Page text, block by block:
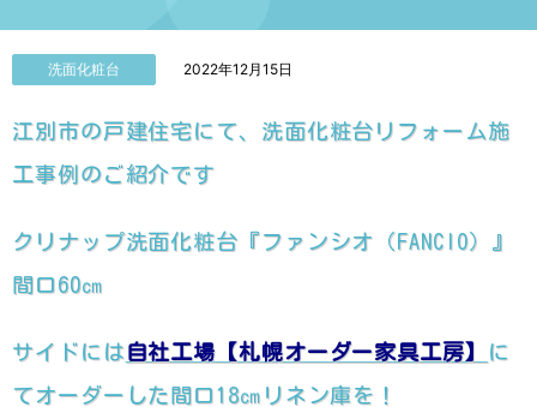
タ
洗面化粧台 2022年12月15日
江別市の戸建住宅にて、洗面化粧台リフォーム施
工事例のご紹介です
クリナップ洗面化粧台『ファンシオ（FANCIO）』
間口60㎝
サイドには 自社工場【札幌オーダー家具工房】
に
てオーダーした間口18㎝リネン庫を！